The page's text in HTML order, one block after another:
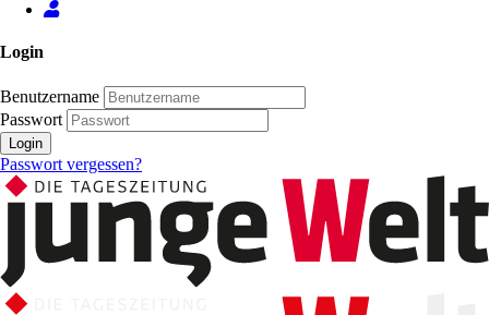
Login
Benutzername
Passwort
Login
Passwort vergessen?